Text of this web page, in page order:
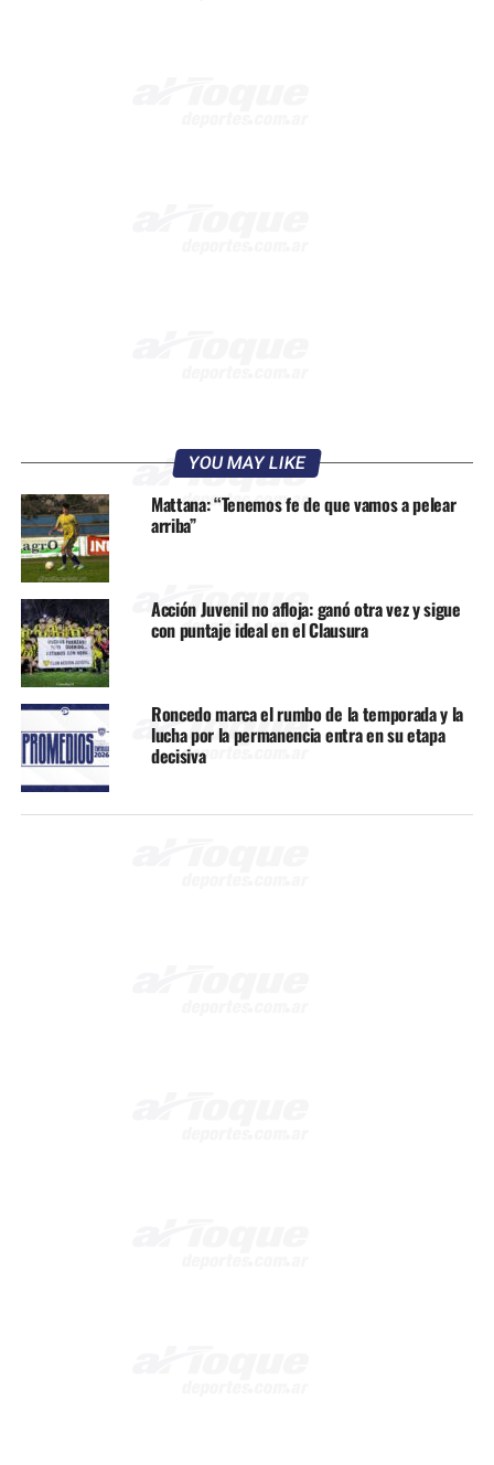
YOU MAY LIKE
Mattana: “Tenemos fe de que vamos a pelear
arriba”
Acción Juvenil no afloja: ganó otra vez y sigue
con puntaje ideal en el Clausura
Roncedo marca el rumbo de la temporada y la
lucha por la permanencia entra en su etapa
decisiva